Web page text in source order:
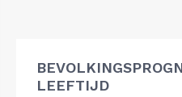
LEEFTIJD